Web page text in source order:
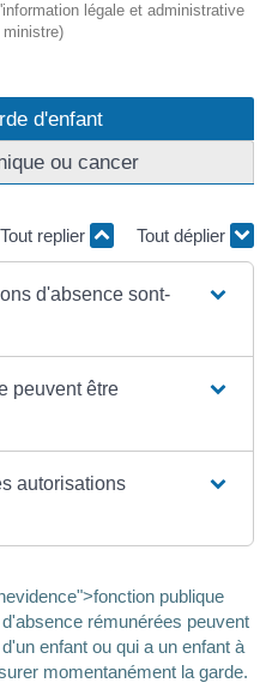
légale et administrative
ministre)
d'enfant
ou cancer
Tout replier Tout déplier
d'absence sont-
peuvent être
autorisations
publique
rémunérées peuvent
enfant ou qui a un enfant à
momentanément la garde.